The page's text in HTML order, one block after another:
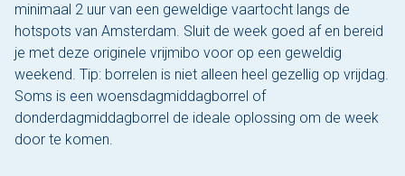
minimaal 2 uur van een geweldige vaartocht langs de
hotspots van Amsterdam. Sluit de week goed af en bereid
je met deze originele vrijmibo voor op een geweldig
weekend. Tip: borrelen is niet alleen heel gezellig op vrijdag.
Soms is een woensdagmiddagborrel of
donderdagmiddagborrel de ideale oplossing om de week
door te komen.